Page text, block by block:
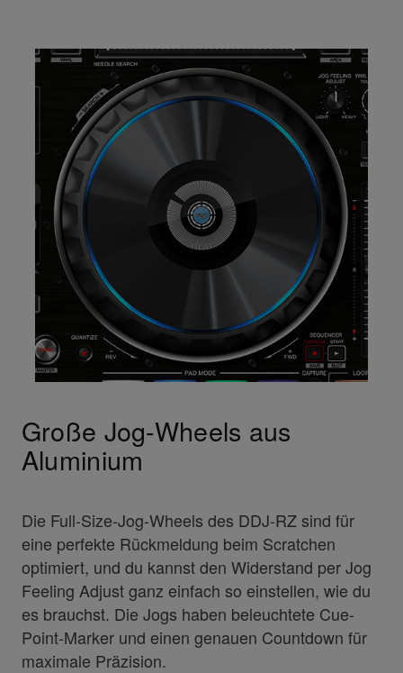
Große Jog-Wheels aus
Aluminium
Die Full-Size-Jog-Wheels des DDJ-RZ sind für
eine perfekte Rückmeldung beim Scratchen
optimiert, und du kannst den Widerstand per Jog
Feeling Adjust ganz einfach so einstellen, wie du
es brauchst. Die Jogs haben beleuchtete Cue-
Point-Marker und einen genauen Countdown für
maximale Präzision.